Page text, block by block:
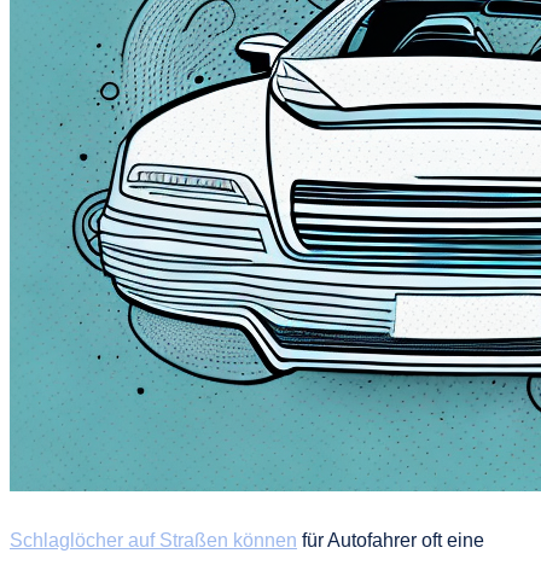
Schlaglöcher auf Straßen können für Autofahrer oft eine